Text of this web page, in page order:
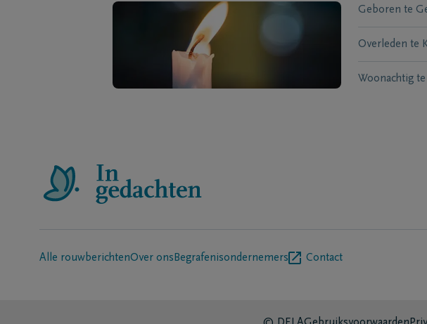
Geboren te
Overleden te
Woonachtig te
Alle rouwberichtenOver ons Begrafenisondernemers Contact